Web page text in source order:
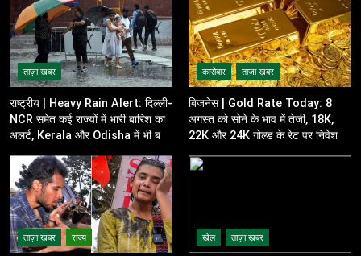
ताज़ा ख़बर
राष्ट्रीय | Heavy Rain Alert: दिल्ली-
NCR समेत कई राज्यों में भारी बारिश का
अलर्ट, Kerala और Odisha में भी बढ़ी
कारोबार ताज़ा ख़बर
बिजनेस | Gold Rate Today: 8
अगस्त को सोने के भाव में तेजी, 18K,
22K और 24K गोल्ड के रेट पर निवेशकों
ताज़ा ख़बर राज्य खेल ताज़ा ख़बर